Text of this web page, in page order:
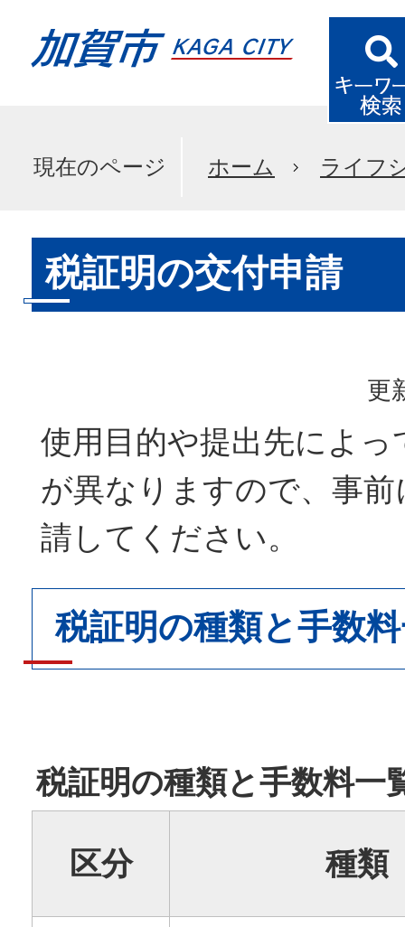
現在のページ ホーム ライフ
税証明の交付申請
更
使用目的や提出先によっ
が異なりますので、事
請してください。
税証明の種類と手数
税証明の種類と手数料一
区分 種類